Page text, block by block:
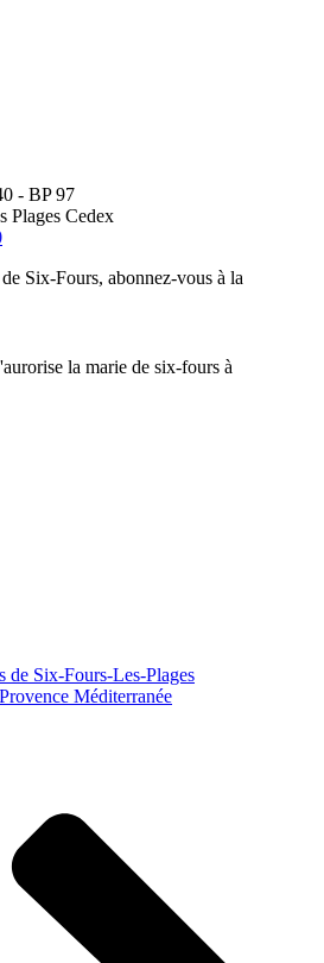
- BP 97
Plages Cedex
Six-Fours, abonnez-vous à la
la marie de six-fours à
de Six-Fours-Les-Plages
Méditerranée